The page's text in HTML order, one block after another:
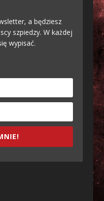
a będziesz
szpiedzy. W każdej
wypisać.